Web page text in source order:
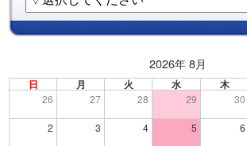
2026年 8月
日 月 火 水 木
26 27 28 29 30
2 3 4 5 6